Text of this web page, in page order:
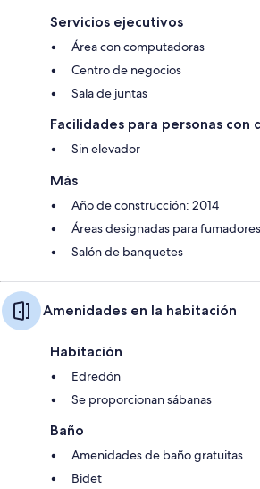
Servicios ejecutivos
Área con computadoras
Centro de negocios
Sala de juntas
Facilidades para personas con
Sin elevador
Más
Año de construcción: 2014
Áreas designadas para
Salón de banquetes
Amenidades en la habitación
Habitación
Edredón
Se proporcionan sábanas
Baño
Amenidades de baño gratuitas
Bidet